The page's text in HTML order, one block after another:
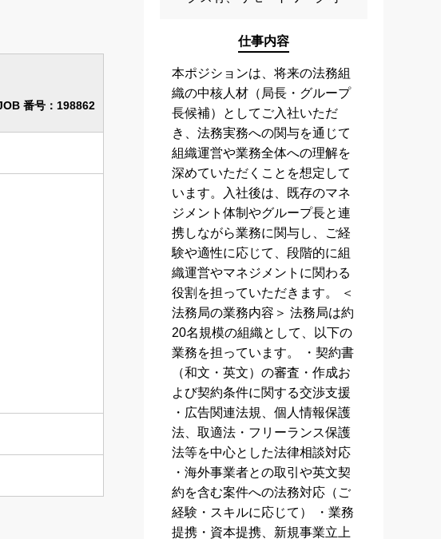
番号：198862
仕事内容
本ポジションは、将来の法務組
織の中核人材（局長・グループ
長候補）としてご入社いただ
き、法務実務への関与を通じて
組織運営や業務全体への理解を
深めていただくことを想定して
います。入社後は、既存のマネ
ジメント体制やグループ長と連
携しながら業務に関与し、ご経
験や適性に応じて、段階的に組
織運営やマネジメントに関わる
役割を担っていただきます。 ＜
法務局の業務内容＞ 法務局は約
20名規模の組織として、以下の
業務を担っています。 ・契約書
（和文・英文）の審査・作成お
よび契約条件に関する交渉支援
・広告関連法規、個人情報保護
法、取適法・フリーランス保護
法等を中心とした法律相談対応
・海外事業者との取引や英文契
約を含む案件への法務対応（ご
経験・スキルに応じて） ・業務
提携・資本提携、新規事業立上